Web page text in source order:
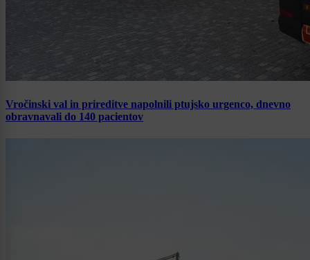
Vročinski val in prireditve napolnili ptujsko urgenco, dnevno
obravnavali do 140 pacientov